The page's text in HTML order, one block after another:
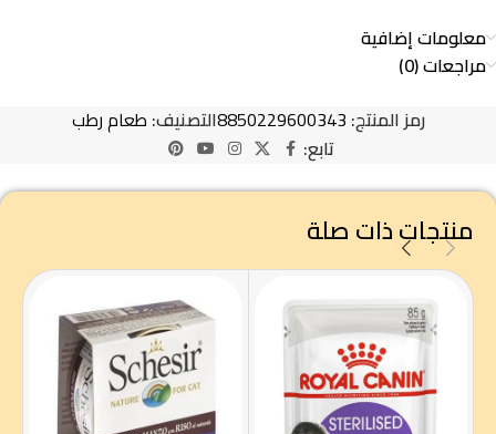
معلومات إضافية
مراجعات (0)
رمز المنتج: 8850229600343التصنيف: طعام رطب
تابع:
منتجات ذات صلة